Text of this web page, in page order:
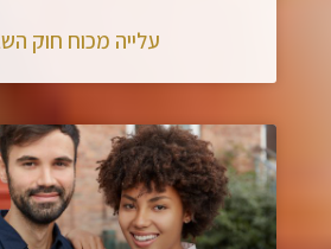
עלייה מכוח חוק